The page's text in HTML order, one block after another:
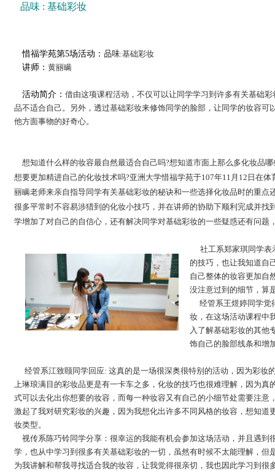
品味 : 基础彩妆
惜福学苑第5场活动： 品味:基础彩妆
讲师： 黄丽瞒
活动简介： 借由这项课程活动，不仅可以让同学学习到许多有关基础
品不适合自己。另外，透过基础彩妆来修饰同学的脸部，让同学的妆容
他方面事物的好奇心。
想知道什么样的妆容最自然最适合自己吗?想知道市面上那么多化妆品
想要更加精进自己的化妆技术吗?亚洲大学惜福学苑于107年11月12日在
丽瞒老师来亲自指导同学有关基础彩妆的秘诀和一些选择化妆品时的重
很多平常时不容易涉猎到的化妆小技巧，并在讲师的协助下顺利完成并
学增加了对自己的自信心，还有解决同学对基础彩妆的一些疑惑还有问
社工系郑家琪同学表
的技巧，也让我知道自
自己整体的妆容更加自
没注意过到的细节，算
经管系王煜婷同学觉
妆，在这场活动课程中
入了解基础彩妆的其他
饰自己的脸部线条和增
经管系江致颐同学回应: 这真的是一场很深奥很特别的活动，因为彩妆
上琳琅满目的彩妆品更是有一卡车之多，化妆的技巧也很难理解，因为真
式可以去化出你想要的妆容，而每一种妆容又有自己的小细节处需要注意
激起了我对研究彩妆的兴趣，因为我想化出许多不同风格的妆容，想知道
妆类型。
视传系陈巧铃同学分享：很幸运的我能有机会参加这场活动，并且遇到
学，也从中学习到很多有关基础彩妆的一切，虽然有时候不太能理解，但
为我讲解和帮我寻找适合我的妆容，让我觉得很亲切，我也因此学习到